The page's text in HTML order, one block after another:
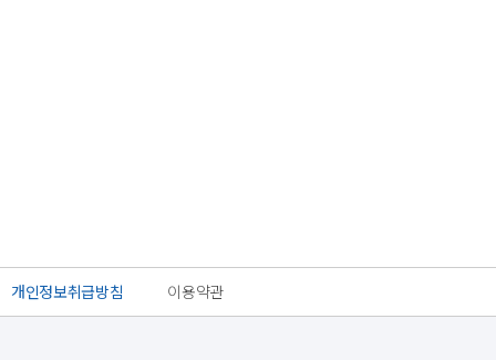
개인정보취급방침 이용약관